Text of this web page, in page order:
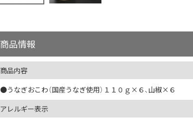
商品情報
商品内容
●うなぎおこわ（国産うなぎ使用）１１０ｇ×６、山椒×６
アレルギー表示